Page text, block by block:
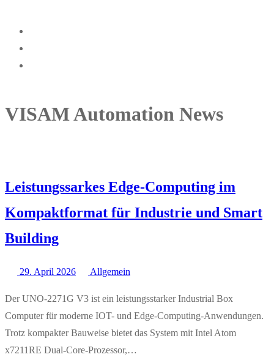
VISAM Automation News
Leistungssarkes Edge-Computing im
Kompaktformat für Industrie und Smart
Building
29. April 2026 Allgemein
Der UNO-2271G V3 ist ein leistungsstarker Industrial Box
Computer für moderne IOT- und Edge-Computing-Anwendungen.
Trotz kompakter Bauweise bietet das System mit Intel Atom
x7211RE Dual-Core-Prozessor,…